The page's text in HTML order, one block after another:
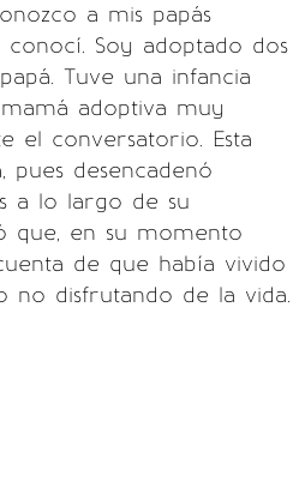
a mis papás
conocí. Soy adoptado dos
Tuve una infancia
adoptiva muy
el conversatorio. Esta
pues desencadenó
a lo largo de su
que, en su momento
de que había vivido
no disfrutando de la vida.